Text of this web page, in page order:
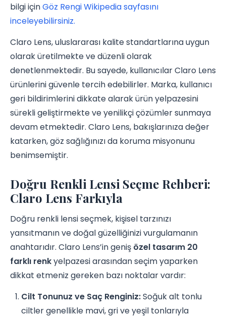
bilgi içinGöz Rengi Wikipedia sayfasını
inceleyebilirsiniz.
Claro Lens, uluslararası kalite standartlarına uygun
olarak üretilmekte ve düzenli olarak
denetlenmektedir. Bu sayede, kullanıcılar Claro Lens
ürünlerini güvenle tercih edebilirler. Marka, kullanıcı
geri bildirimlerini dikkate alarak ürün yelpazesini
sürekli geliştirmekte ve yenilikçi çözümler sunmaya
devam etmektedir. Claro Lens, bakışlarınıza değer
katarken, göz sağlığınızı da koruma misyonunu
benimsemiştir.
Doğru Renkli Lensi Seçme Rehberi:
Claro Lens Farkıyla
Doğru renkli lensi seçmek, kişisel tarzınızı
yansıtmanın ve doğal güzelliğinizi vurgulamanın
anahtarıdır. Claro Lens’in geniş özel tasarım 20
farklı renkyelpazesi arasından seçim yaparken
dikkat etmeniz gereken bazı noktalar vardır:
Cilt Tonunuz ve Saç Renginiz:Soğuk alt tonlu
ciltler genellikle mavi, gri ve yeşil tonlarıyla